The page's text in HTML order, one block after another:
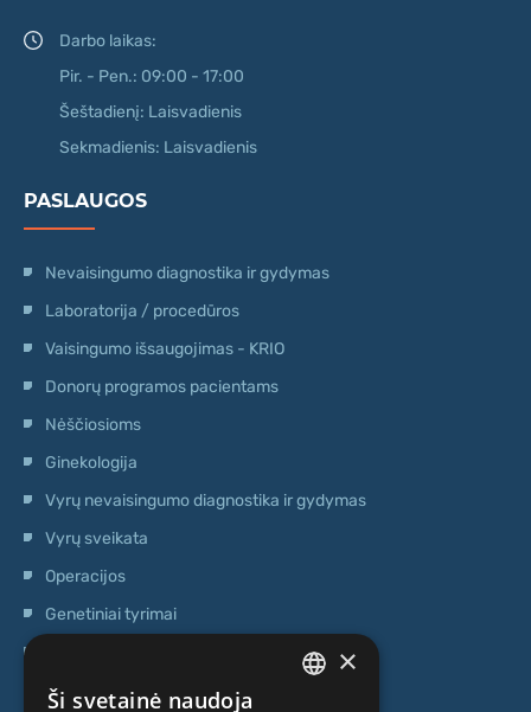
Darbo laikas:
Pir. - Pen.: 09:00 - 17:00
Šeštadienį: Laisvadienis
Sekmadienis: Laisvadienis
PASLAUGOS
Nevaisingumo diagnostika ir gydymas
Laboratorija / procedūros
Vaisingumo išsaugojimas - KRIO
Donorų programos pacientams
Nėščiosioms
Ginekologija
Vyrų nevaisingumo diagnostika ir gydymas
Vyrų sveikata
Operacijos
Genetiniai tyrimai
Kamieninių ląstelių centras
×
Ši svetainė naudoja